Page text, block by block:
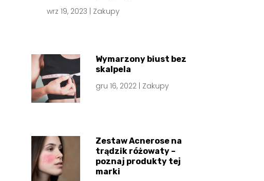
wrz 19, 2023 | Zakupy
Wymarzony biust bez
skalpela
gru 16, 2022 | Zakupy
Zestaw Acnerose na
trądzik różowaty –
poznaj produkty tej
marki